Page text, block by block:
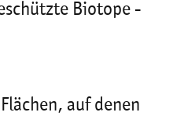
Biotope -
auf denen